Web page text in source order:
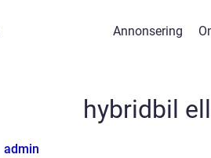
Annonsering
hybridbil
admin